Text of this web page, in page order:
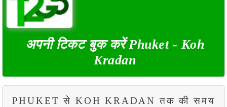
अपनी टिकट बुक करें Phuket - Koh
Kradan
PHUKET से KOH KRADAN तक की समय